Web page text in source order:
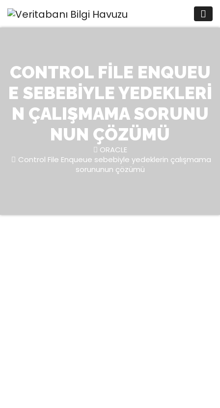
content
CONTROL FILE ENQUEU
E SEBEBIYLE YEDEKLERI
N ÇALIŞMAMA SORUNU
NUN ÇÖZÜMÜ
ORACLE
Control File Enqueue sebebiyle yedeklerin çalışmama
sorununun çözümü